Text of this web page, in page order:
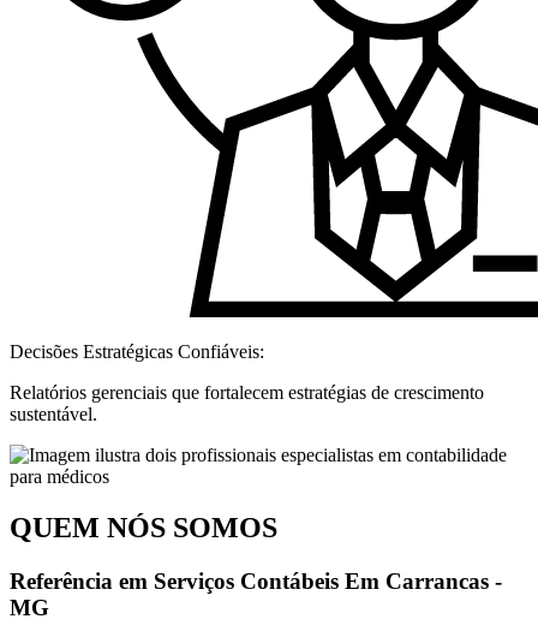
Decisões Estratégicas Confiáveis:
Relatórios gerenciais que fortalecem estratégias de crescimento
sustentável.
QUEM NÓS SOMOS
Referência em Serviços Contábeis Em Carrancas -
MG